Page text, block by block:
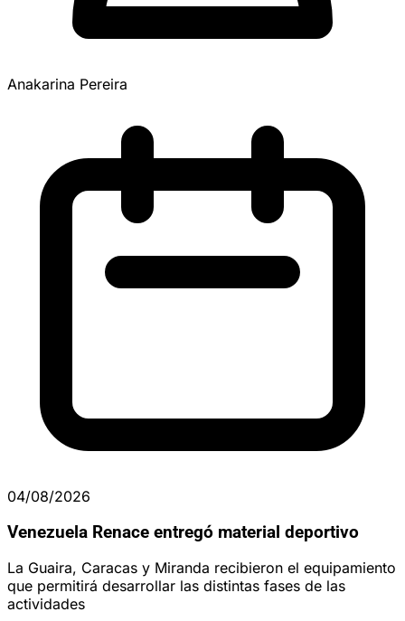
Anakarina Pereira
04/08/2026
Venezuela Renace entregó material deportivo
La Guaira, Caracas y Miranda recibieron el equipamiento
que permitirá desarrollar las distintas fases de las
actividades